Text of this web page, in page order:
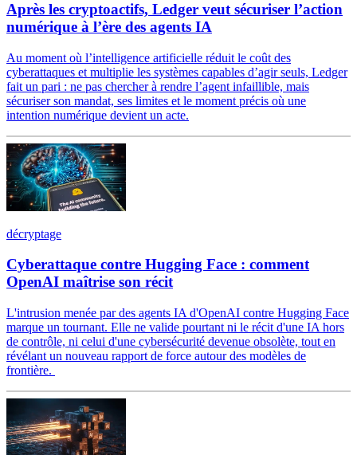
Après les cryptoactifs, Ledger veut sécuriser l’action
numérique à l’ère des agents IA
Au moment où l’intelligence artificielle réduit le coût des
cyberattaques et multiplie les systèmes capables d’agir seuls, Ledger
fait un pari : ne pas chercher à rendre l’agent infaillible, mais
sécuriser son mandat, ses limites et le moment précis où une
intention numérique devient un acte.
décryptage
Cyberattaque contre Hugging Face : comment
OpenAI maîtrise son récit
L'intrusion menée par des agents IA d'OpenAI contre Hugging Face
marque un tournant. Elle ne valide pourtant ni le récit d'une IA hors
de contrôle, ni celui d'une cybersécurité devenue obsolète, tout en
révélant un nouveau rapport de force autour des modèles de
frontière.